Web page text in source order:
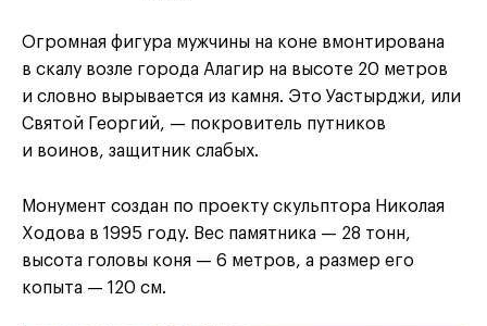
Огромная фигура мужчины на коне вмонтирована
в скалу возле города Алагир на высоте 20 метров
и словно вырывается из камня. Это Уастырджи, или
Святой Георгий, — покровитель путников
и воинов, защитник слабых.
Монумент создан по проекту скульптора Николая
Ходова в 1995 году. Вес памятника — 28 тонн,
высота головы коня — 6 метров, а размер его
копыта — 120 см.